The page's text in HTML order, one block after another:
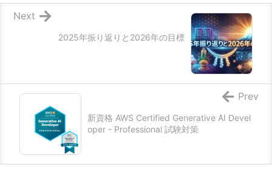
2025年振り返りと2026年の目標
Next
新資格 AWS Certified Generative AI Devel
oper - Professional 試験対策
Prev